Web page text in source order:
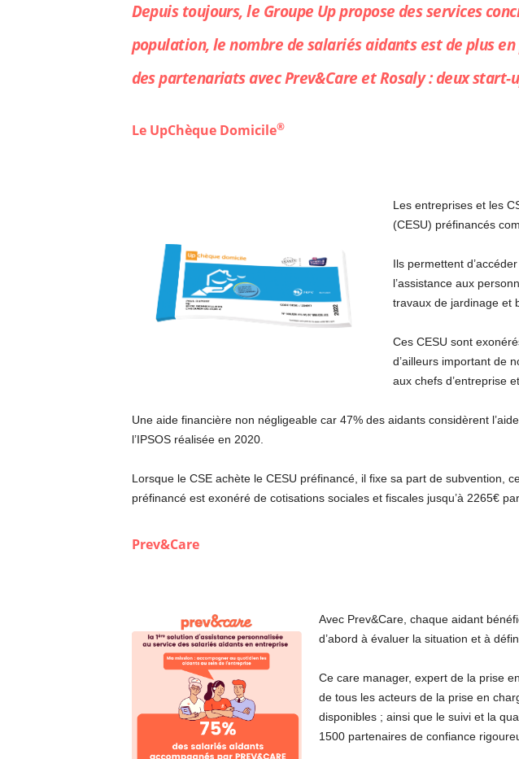
Depuis toujours, le Groupe Up propose des services
population, le nombre de salariés aidants est de plus
des partenariats avec Prev&Care et Rosaly : deux
Le UpChèque Domicile®
Les entreprises et les
(CESU) préfinancés
Ils permettent
l’assistance aux
travaux de jardinage et
Ces CESU sont
d’ailleurs important de
aux chefs d’entreprise
Une aide financière non négligeable car 47% des aidants considèrent
l’IPSOS réalisée en 2020.
Lorsque le CSE achète le CESU préfinancé, il fixe sa part de subvention,
préfinancé est exonéré de cotisations sociales et fiscales jusqu’à 2265€
Prev&Care
Avec Prev&Care, chaque aidant
d’abord à évaluer la situation et à
Ce care manager, expert de la prise
de tous les acteurs de la prise en
disponibles ; ainsi que le suivi et la
1500 partenaires de confiance